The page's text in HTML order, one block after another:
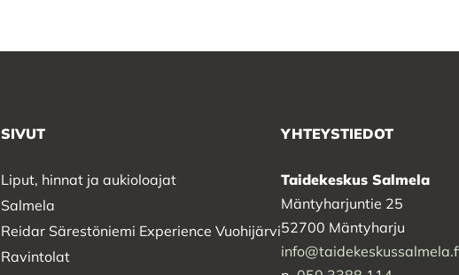
SIVUT
Liput, hinnat ja aukioloajat
Salmela
Reidar Särestöniemi Experience Vuohijärvi
Ravintolat
YHTEYSTIEDOT
Taidekeskus Salmela
Mäntyharjuntie 25
52700 Mäntyharju